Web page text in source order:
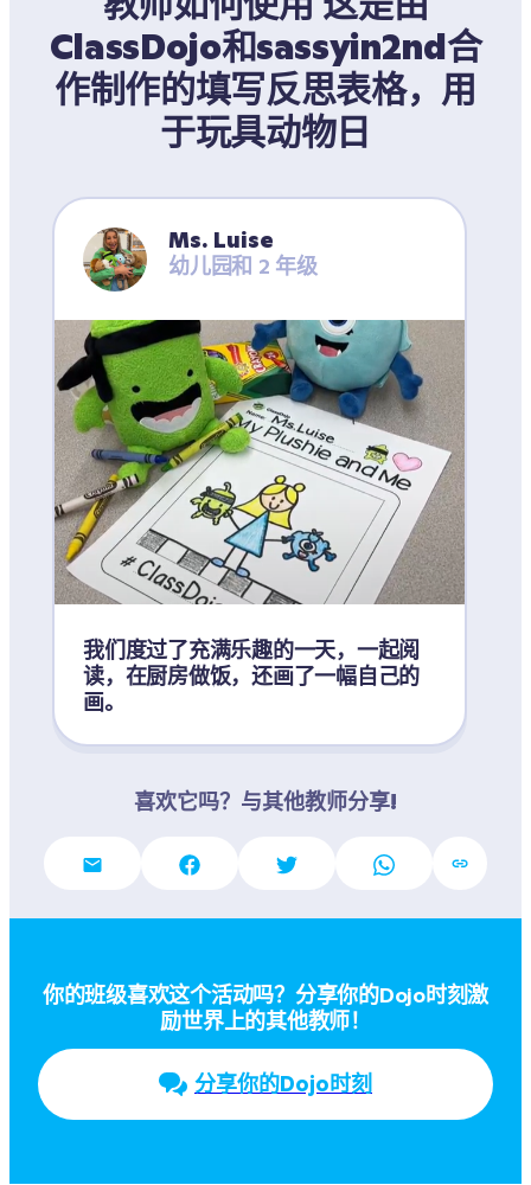
ClassDojo和sassyin2nd合
作制作的填写反思表格，用
于玩具动物日
Ms. Luise
幼儿园和 2 年级
我们度过了充满乐趣的一天，一起阅
读，在厨房做饭，还画了一幅自己的
画。
喜欢它吗？与其他教师分享!
你的班级喜欢这个活动吗？分享你的Dojo时刻激
励世界上的其他教师！
分享你的Dojo时刻